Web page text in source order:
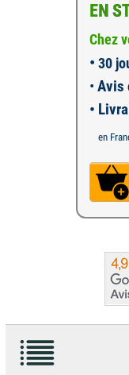
EN
Chez
• 30
• Avis
•
en